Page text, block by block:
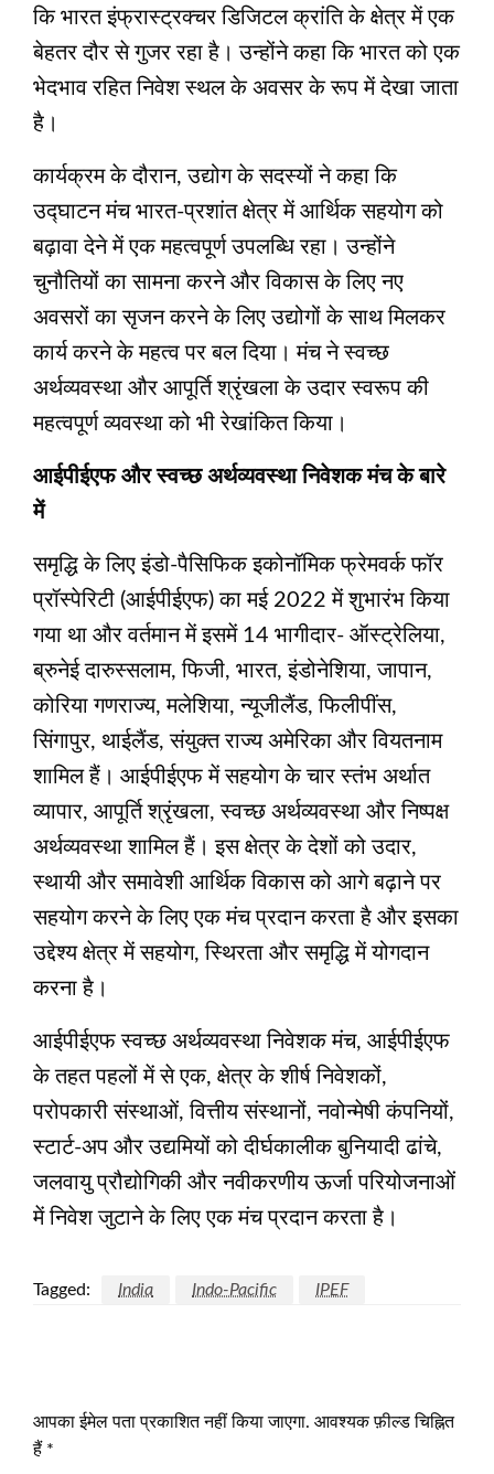
कि भारत इंफ्रास्ट्रक्चर डिजिटल क्रांति के क्षेत्र में एक
बेहतर दौर से गुजर रहा है। उन्होंने कहा कि भारत को एक
भेदभाव रहित निवेश स्थल के अवसर के रूप में देखा जाता
है।
कार्यक्रम के दौरान, उद्योग के सदस्यों ने कहा कि
उद्घाटन मंच भारत-प्रशांत क्षेत्र में आर्थिक सहयोग को
बढ़ावा देने में एक महत्वपूर्ण उपलब्धि रहा। उन्होंने
चुनौतियों का सामना करने और विकास के लिए नए
अवसरों का सृजन करने के लिए उद्योगों के साथ मिलकर
कार्य करने के महत्व पर बल दिया। मंच ने स्वच्छ
अर्थव्यवस्था और आपूर्ति श्रृंखला के उदार स्वरूप की
महत्वपूर्ण व्यवस्था को भी रेखांकित किया।
आईपीईएफ और स्वच्छ अर्थव्यवस्था निवेशक मंच के बारे
में
समृद्धि के लिए इंडो-पैसिफिक इकोनॉमिक फ्रेमवर्क फॉर
प्रॉस्पेरिटी (आईपीईएफ) का मई 2022 में शुभारंभ किया
गया था और वर्तमान में इसमें 14 भागीदार- ऑस्ट्रेलिया,
ब्रुनेई दारुस्सलाम, फिजी, भारत, इंडोनेशिया, जापान,
कोरिया गणराज्य, मलेशिया, न्यूजीलैंड, फिलीपींस,
सिंगापुर, थाईलैंड, संयुक्त राज्य अमेरिका और वियतनाम
शामिल हैं। आईपीईएफ में सहयोग के चार स्तंभ अर्थात
व्यापार, आपूर्ति श्रृंखला, स्वच्छ अर्थव्यवस्था और निष्पक्ष
अर्थव्यवस्था शामिल हैं। इस क्षेत्र के देशों को उदार,
स्थायी और समावेशी आर्थिक विकास को आगे बढ़ाने पर
सहयोग करने के लिए एक मंच प्रदान करता है और इसका
उद्देश्य क्षेत्र में सहयोग, स्थिरता और समृद्धि में योगदान
करना है।
आईपीईएफ स्वच्छ अर्थव्यवस्था निवेशक मंच, आईपीईएफ
के तहत पहलों में से एक, क्षेत्र के शीर्ष निवेशकों,
परोपकारी संस्थाओं, वित्तीय संस्थानों, नवोन्मेषी कंपनियों,
स्टार्ट-अप और उद्यमियों को दीर्घकालीक बुनियादी ढांचे,
जलवायु प्रौद्योगिकी और नवीकरणीय ऊर्जा परियोजनाओं
में निवेश जुटाने के लिए एक मंच प्रदान करता है।
Tagged: India Indo-Pacific IPEF
आपका ईमेल पता प्रकाशित नहीं किया जाएगा. आवश्यक फ़ील्ड चिह्नित
हैं *